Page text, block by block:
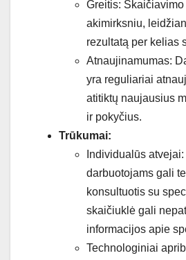
Greitis:
akimirksniu,
rezultatą per kelias
Atnaujinamumas:
yra reguliariai
atitiktų naujausius
ir pokyčius.
Trūkumai:
Individualūs
darbuotojams gali
konsultuotis su
skaičiuklė gali
informacijos apie
Technologiniai